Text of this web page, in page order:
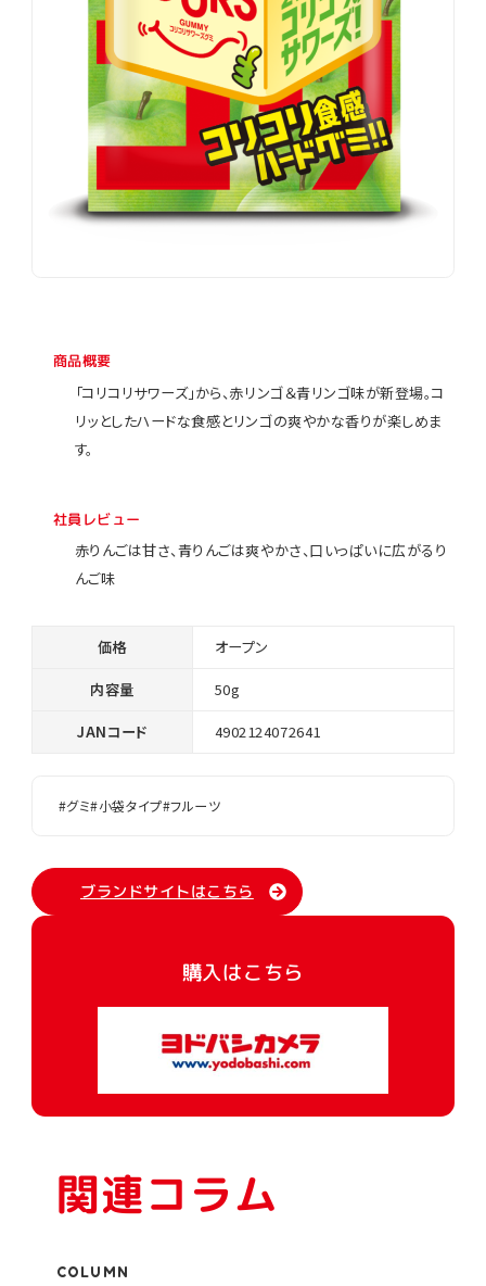
商品概要
「コリコリサワーズ」から、赤リンゴ＆青リンゴ味が新登場。コ
リッとしたハードな食感とリンゴの爽やかな香りが楽しめま
す。
社員レビュー
赤りんごは甘さ、青りんごは爽やかさ、口いっぱいに広がるり
んご味
価格 オープン
内容量 50g
JANコード 4902124072641
#グミ#小袋タイプ#フルーツ
ブランドサイトはこちら
購入はこちら
関連コラム
COLUMN